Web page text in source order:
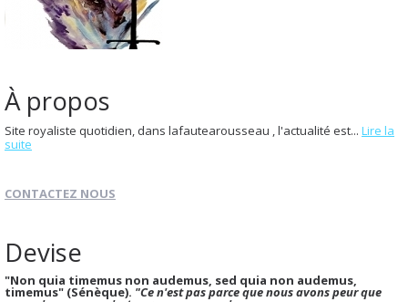
À propos
Site royaliste quotidien, dans lafautearousseau , l'actualité est... Lire la
suite
CONTACTEZ NOUS
Devise
"Non quia timemus non audemus, sed quia non audemus,
timemus" (Sénèque). "Ce n'est pas parce que nous avons peur que